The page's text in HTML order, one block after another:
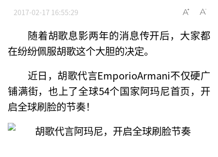
2017-02-17 16:55:29
随着胡歌息影两年的消息传开后，大家都
在纷纷佩服胡歌这个大胆的决定。
近日，胡歌代言EmporioArmani不仅硬广
铺满街，也上了全球54个国家阿玛尼首页，开
启全球刷脸的节奏！